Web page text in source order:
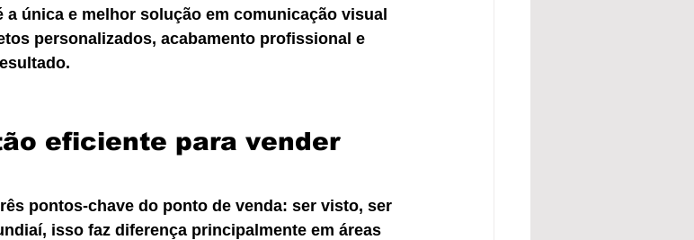
a única e melhor solução em comunicação visual
personalizados, acabamento profissional e
eficiente para vender
pontos-chave do ponto de venda: ser visto, ser
isso faz diferença principalmente em áreas